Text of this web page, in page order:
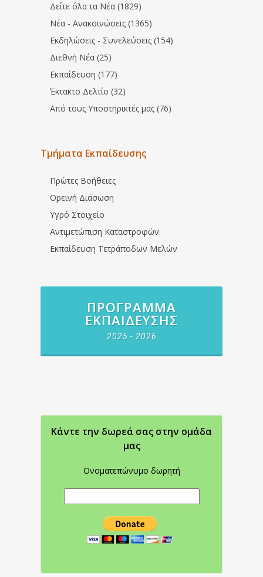
Δείτε όλα τα Νέα (1829)
Νέα - Ανακοινώσεις (1365)
Εκδηλώσεις - Συνελεύσεις (154)
Διεθνή Νέα (25)
Εκπαίδευση (177)
Έκτακτο Δελτίο (32)
Από τους Υποστηρικτές μας (76)
Τμήματα Εκπαίδευσης
Πρώτες Βοήθειες
Ορεινή Διάσωση
Υγρό Στοιχείο
Αντιμετώπιση Καταστροφών
Εκπαίδευση Τετράποδων Μελών
ΠΡΌΓΡΑΜΜΑ
ΕΚΠΑΊΔΕΥΣΗΣ
2025 - 2026
Κάντε την δωρεά σας στην oμάδα
μας
Ονοματεπώνυμο δωρητή